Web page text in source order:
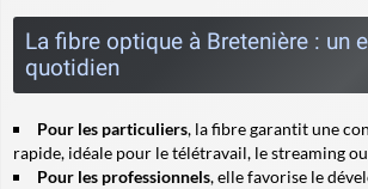
La fibre optique à Bretenière : un
quotidien
Pour les particuliers, la fibre garantit une
rapide, idéale pour le télétravail, le streaming
Pour les professionnels, elle favorise le